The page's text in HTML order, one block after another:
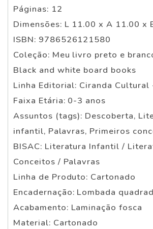
Páginas: 12
Dimensões: L 11.00 x A 11.00 x
ISBN: 9786526121580
Coleção: Meu livro preto e
Black and white board books
Linha Editorial: Ciranda Cultural
Faixa Etária: 0-3 anos
Assuntos (tags): Descoberta,
infantil, Palavras, Primeiros
BISAC: Literatura Infantil /
Conceitos / Palavras
Linha de Produto: Cartonado
Encadernação: Lombada
Acabamento: Laminação fosca
Material: Cartonado